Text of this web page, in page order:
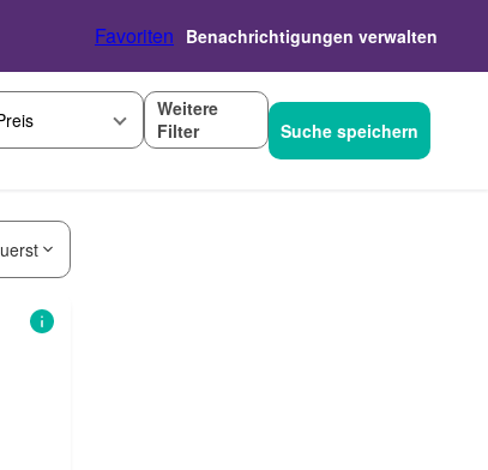
Favoriten Benachrichtigungen verwalten
Weitere
Filter
Suche speichern